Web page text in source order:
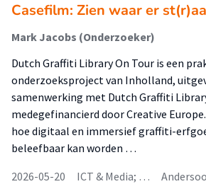
Casefilm: Zien waar er
Mark Jacobs (Onderzoeker)
Dutch Graffiti Library On Tour is een
onderzoeksproject van Inholland,
samenwerking met Dutch Graffiti
medegefinancierd door Creative
hoe digitaal en immersief graffiti-
beleefbaar kan worden …
2026-05-20
ICT & Media; …